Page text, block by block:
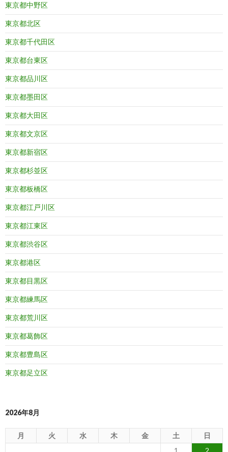
東京都中野区
東京都北区
東京都千代田区
東京都台東区
東京都品川区
東京都墨田区
東京都大田区
東京都文京区
東京都新宿区
東京都杉並区
東京都板橋区
東京都江戸川区
東京都江東区
東京都渋谷区
東京都港区
東京都目黒区
東京都練馬区
東京都荒川区
東京都葛飾区
東京都豊島区
東京都足立区
2026年8月
月 火 水 木 金 土
日
1
2